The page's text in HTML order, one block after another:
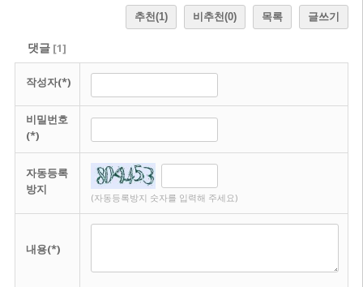
추천(1) 비추천(0) 목록 글쓰기
댓글[1]
작성자(*)
비밀번호
(*)
자동등록
방지
(자동등록방지 숫자를 입력해 주세요)
내용(*)